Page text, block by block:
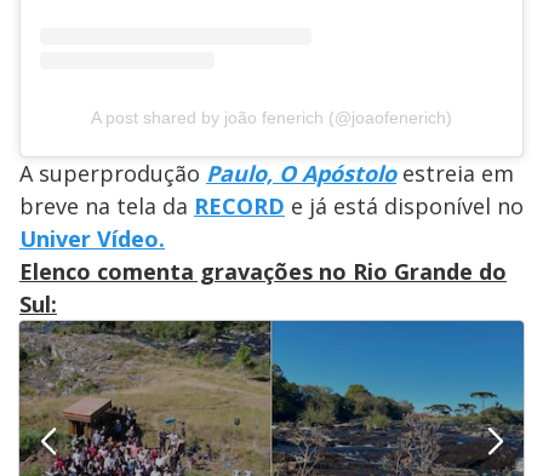
A post shared by joão fenerich (@joaofenerich)
A superprodução Paulo, O Apóstoloestreia em
breve na tela da RECORD e já está disponível no
Univer Vídeo.
Elenco comenta gravações no Rio Grande do
Sul: